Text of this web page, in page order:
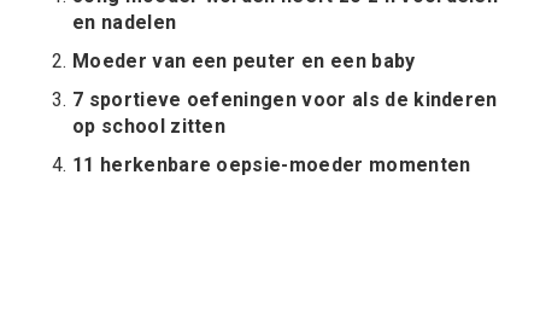
en nadelen
Moeder van een peuter en een baby
7 sportieve oefeningen voor als de kinderen
op school zitten
11 herkenbare oepsie-moeder momenten